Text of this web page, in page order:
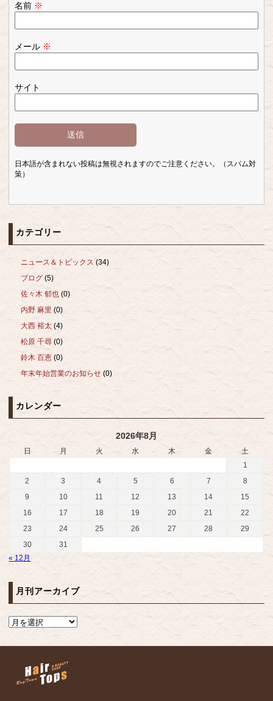
名前 ※
メール ※
サイト
日本語が含まれない投稿は無視されますのでご注意ください。（スパム対
策）
カテゴリー
ニュース＆トピックス (34)
ブログ (5)
佐々木 郁也 (0)
内野 麻里 (0)
大西 裕太 (4)
松原 千尋 (0)
鈴木 百恵 (0)
年末年始営業のお知らせ (0)
カレンダー
2026年8月
日 月 火 水 木 金
土
1
2
3 4 5 6 7
8
9
10 11 12 13 14
15
16
17 18 19 20 21
22
23
24 25 26 27 28
29
30
31
« 12月
月刊アーカイブ